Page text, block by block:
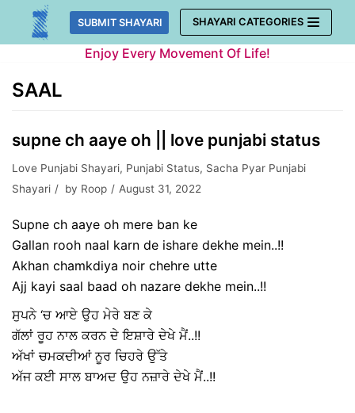
Skip
SUBMIT SHAYARI SHAYARI CATEGORIES
Enjoy Every Movement Of Life!
SAAL
supne ch aaye oh || love punjabi status
Love Punjabi Shayari, Punjabi Status, Sacha Pyar Punjabi
Shayari
by Roop August 31, 2022
Supne ch aaye oh mere ban ke
Gallan rooh naal karn de ishare dekhe mein..!!
Akhan chamkdiya noir chehre utte
Ajj kayi saal baad oh nazare dekhe mein..!!
ਸੁਪਨੇ ‘ਚ ਆਏ ਉਹ ਮੇਰੇ ਬਣ ਕੇ
ਗੱਲਾਂ ਰੂਹ ਨਾਲ ਕਰਨ ਦੇ ਇਸ਼ਾਰੇ ਦੇਖੇ ਮੈਂ..!!
ਅੱਖਾਂ ਚਮਕਦੀਆਂ ਨੂਰ ਚਿਹਰੇ ਉੱਤੇ
ਅੱਜ ਕਈ ਸਾਲ ਬਾਅਦ ਉਹ ਨਜ਼ਾਰੇ ਦੇਖੇ ਮੈਂ..!!